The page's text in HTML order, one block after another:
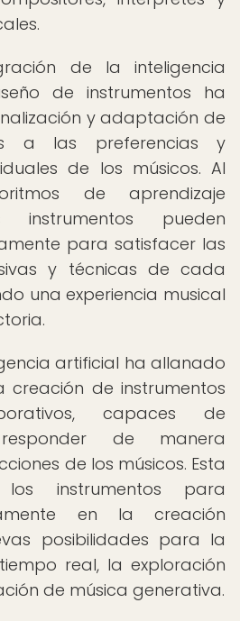
de la inteligencia
de instrumentos ha
y adaptación de
a las preferencias y
de los músicos. Al
de aprendizaje
instrumentos pueden
para satisfacer las
y técnicas de cada
una experiencia musical
artificial ha allanado
de instrumentos
capaces de
de manera
de los músicos. Esta
instrumentos para
en la creación
posibilidades para la
real, la exploración
de música generativa.